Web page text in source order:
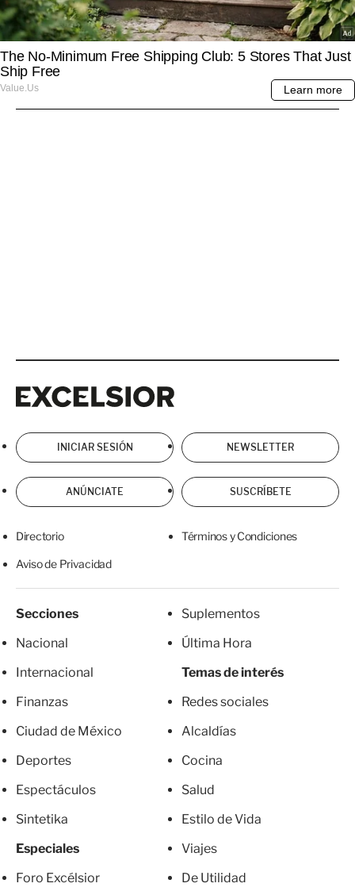
INICIAR SESIÓN NEWSLETTER
ANÚNCIATE SUSCRÍBETE
Directorio Términos y Condiciones
Aviso de Privacidad
Secciones
Nacional
Internacional
Finanzas
Ciudad de México
Deportes
Espectáculos
Sintetika
Especiales
Foro Excélsior
Suplementos
Última Hora
Temas de interés
Redes sociales
Alcaldías
Cocina
Salud
Estilo de Vida
Viajes
De Utilidad